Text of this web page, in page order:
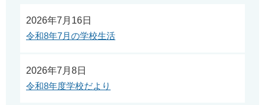
2026年7月16日
令和8年7月の学校生活
2026年7月8日
令和8年度学校だより